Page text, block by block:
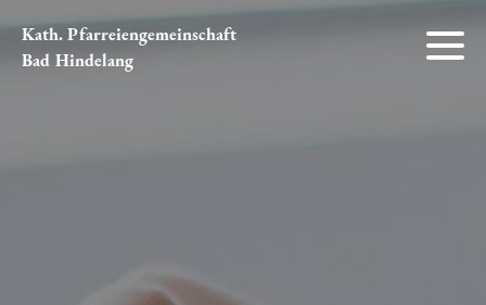
Kath. Pfarreiengemeinschaft
Bad Hindelang